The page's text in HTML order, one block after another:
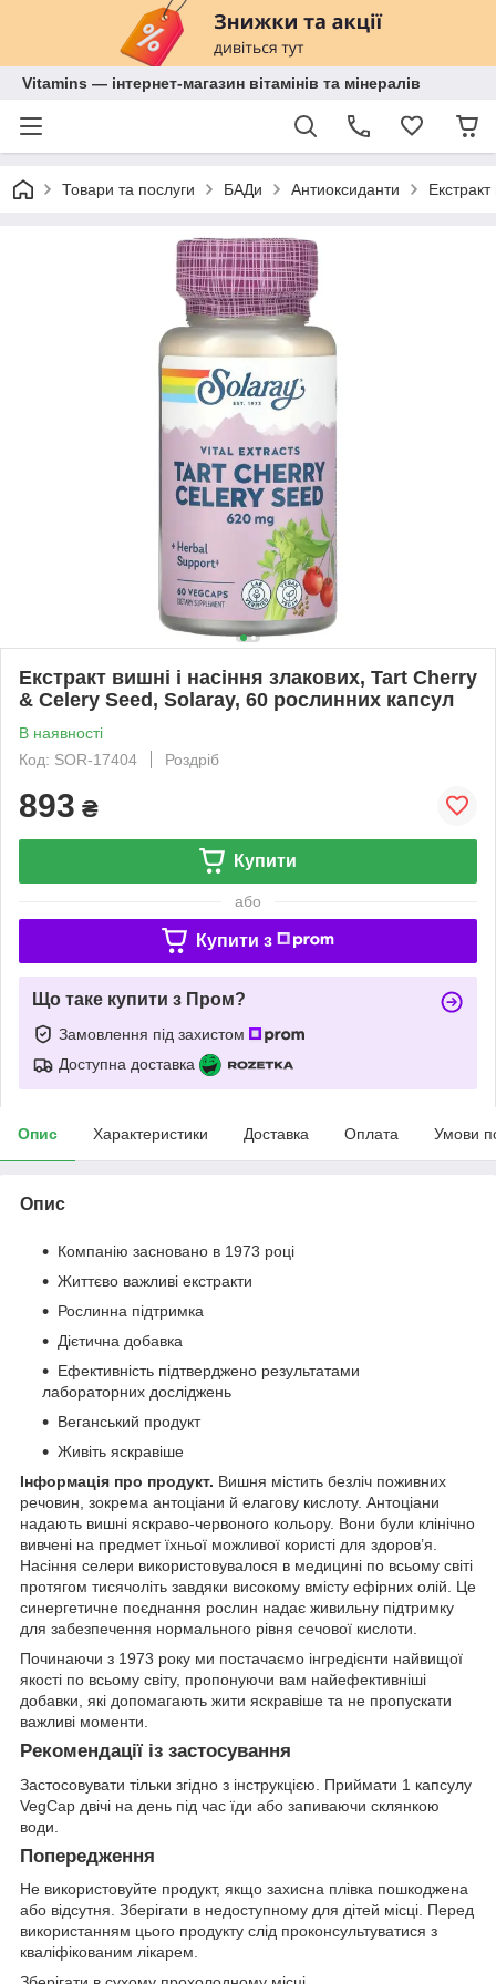
Vitamins — інтернет-магазин вітамінів та мінералів
Товари та послуги БАДи Антиоксиданти
Екстракт вишні і насіння злакових, Tart Cherry
& Celery Seed, Solaray, 60 рослинних капсул
В наявності
Код: SOR-17404
Роздріб
893 ₴
Купити
або
Купити з
Що таке купити з Пром?
Замовлення під захистом
Доступна доставка
Опис Характеристики Доставка Оплата Умови
Опис
Компанію засновано в 1973 році
Життєво важливі екстракти
Рослинна підтримка
Дієтична добавка
Ефективність підтверджено результатами
лабораторних досліджень
Веганський продукт
Живіть яскравіше
Інформація про продукт. Вишня містить безліч поживних
речовин, зокрема антоціани й елагову кислоту. Антоціани
надають вишні яскраво-червоного кольору. Вони були клінічно
вивчені на предмет їхньої можливої користі для здоров’я.
Насіння селери використовувалося в медицині по всьому світі
протягом тисячоліть завдяки високому вмісту ефірних олій. Це
синергетичне поєднання рослин надає живильну підтримку
для забезпечення нормального рівня сечової кислоти.
Починаючи з 1973 року ми постачаємо інгредієнти найвищої
якості по всьому світу, пропонуючи вам найефективніші
добавки, які допомагають жити яскравіше та не пропускати
важливі моменти.
Рекомендації із застосування
Застосовувати тільки згідно з інструкцією. Приймати 1 капсулу
VegCap двічі на день під час їди або запиваючи склянкою
води.
Попередження
Не використовуйте продукт, якщо захисна плівка пошкоджена
або відсутня. Зберігати в недоступному для дітей місці. Перед
використанням цього продукту слід проконсультуватися з
кваліфікованим лікарем.